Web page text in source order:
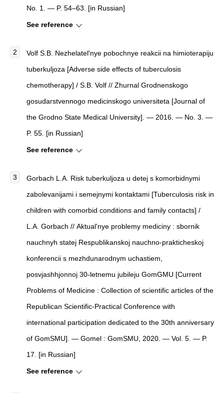
No. 1. — P. 54–63. [in Russian]
See reference
Volf S.B. Nezhelatel'nye pobochnye reakcii na himioterapiju
tuberkuljoza [Adverse side effects of tuberculosis
chemotherapy] / S.B. Volf // Zhurnal Grodnenskogo
gosudarstvennogo medicinskogo universiteta [Journal of
the Grodno State Medical University]. — 2016. — No. 3. —
P. 55. [in Russian]
See reference
Gorbach L.A. Risk tuberkuljoza u detej s komorbidnymi
zabolevanijami i semejnymi kontaktami [Tuberculosis risk in
children with comorbid conditions and family contacts] /
L.A. Gorbach // Aktual'nye problemy mediciny : sbornik
nauchnyh statej Respublikanskoj nauchno-prakticheskoj
konferencii s mezhdunarodnym uchastiem,
posvjashhjonnoj 30-letnemu jubileju GomGMU [Current
Problems of Medicine : Collection of scientific articles of the
Republican Scientific-Practical Conference with
international participation dedicated to the 30th anniversary
of GomSMU]. — Gomel : GomSMU, 2020. — Vol. 5. — P.
17. [in Russian]
See reference